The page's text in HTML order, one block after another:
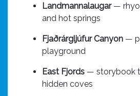
Landmannalaugar—
and hot springs
Fjaðrárgljúfur Canyon —
playground
East Fjords — storybook
hidden coves